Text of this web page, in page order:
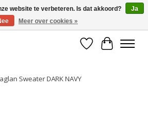
VAN TOP MERKEN!
Verlanglijst
Sweater DARK NAVY
website te verbeteren. Is dat akkoord?
Ja
Meer over cookies »